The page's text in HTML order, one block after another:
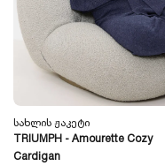
Სახლის Ჟაკეტი
TRIUMPH - Amourette Cozy
Cardigan